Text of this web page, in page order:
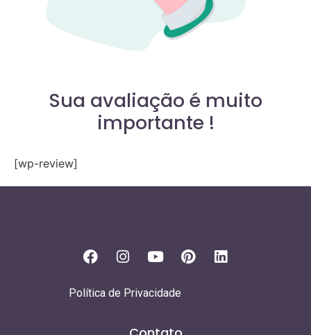
Sua avaliação é muito
importante !
[wp-review]
Política de Privacidade